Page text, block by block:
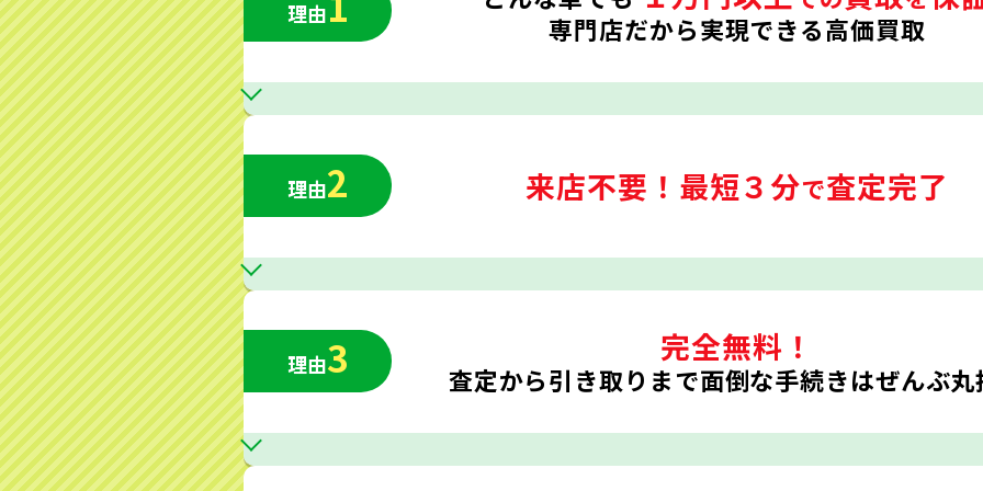
理由 専門店だから実現できる高価買取
理由2 来店不要！ 最短３分で査定完了
理由3 完全無料！
査定から引き取りまで面倒な手続きはぜんぶ